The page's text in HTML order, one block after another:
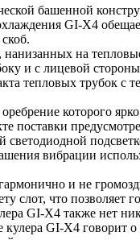
башенной
GI-X4
на
и с лицевой
тепловых трубок с
которого
светодиодной
вибрации
и не
слот, что
GI-X4 также нет
GI-X4